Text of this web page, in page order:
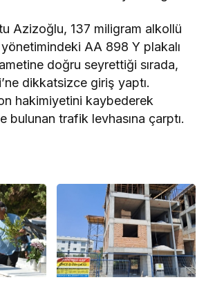
Azizoğlu, 137 miligram alkollü
AA 898 Y plakalı
doğru seyrettiği sırada,
dikkatsizce giriş yaptı.
hakimiyetini kaybederek
bulunan trafik levhasına çarptı.